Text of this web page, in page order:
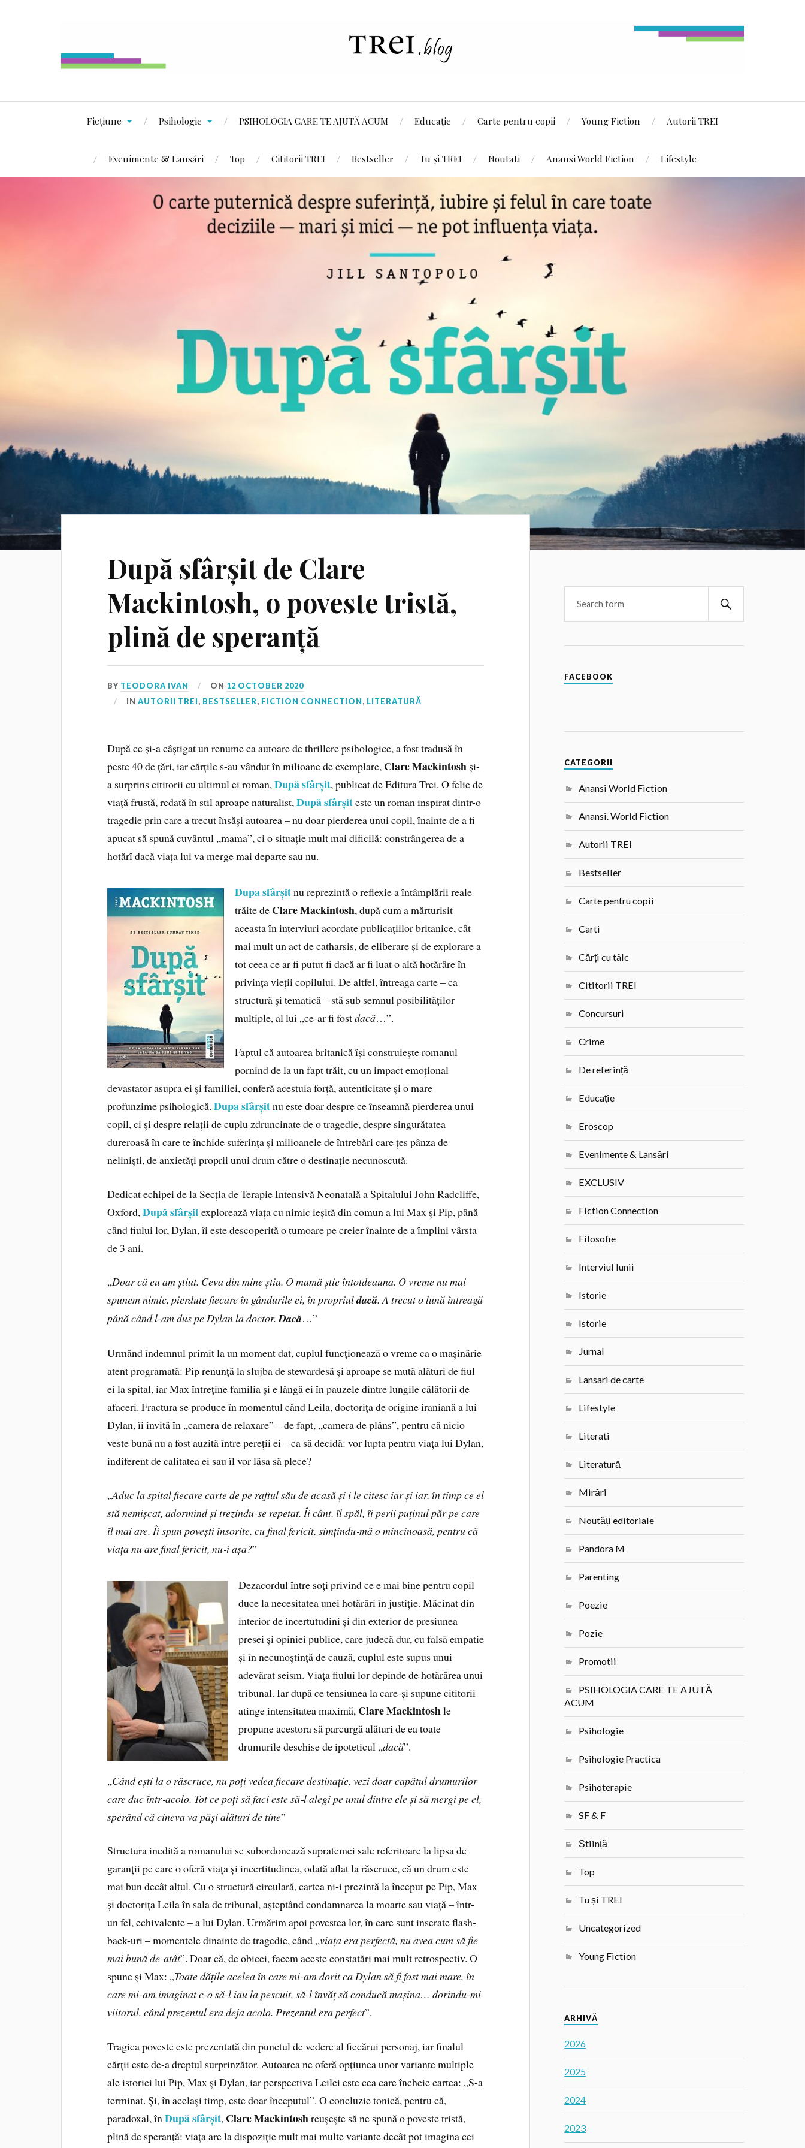
Ficțiune Psihologie PSIHOLOGIA CARE TE AJUTĂ ACUM Educație Carte pentru copii Young Fiction Autorii TREI
Evenimente & Lansări Top Cititorii TREI Bestseller Tu și TREI Noutati Anansi World Fiction Lifestyle
După sfârșit de Clare
Mackintosh, o poveste tristă,
plină de speranță
BY TEODORA IVAN ON 12 OCTOBER 2020
INAUTORII TREI, BESTSELLER, FICTION CONNECTION, LITERATURĂ
După ce și-a câștigat un renume ca autoare de thrillere psihologice, a fost tradusă în
peste 40 de țări, iar cărțile s-au vândut în milioane de exemplare, Clare Mackintosh și-
a surprins cititorii cu ultimul ei roman,După sfârșit, publicat de Editura Trei. O felie de
viață frustă, redată în stil aproape naturalist,După sfârșiteste un roman inspirat dintr-o
tragedie prin care a trecut însăși autoarea – nu doar pierderea unui copil, înainte de a fi
apucat să spună cuvântul „mama”, ci o situație mult mai dificilă: constrângerea de a
hotărî dacă viața lui va merge mai departe sau nu.
Dupa sfârșitnu reprezintă o reflexie a întâmplării reale
trăite de Clare Mackintosh, după cum a mărturisit
aceasta în interviuri acordate publicațiilor britanice, cât
mai mult un act de catharsis, de eliberare și de explorare a
tot ceea ce ar fi putut fi dacă ar fi luat o altă hotărâre în
privința vieții copilului. De altfel, întreaga carte – ca
structură și tematică – stă sub semnul posibilităților
multiple, al lui „ce-ar fi fostdacă…”.
Faptul că autoarea britanică își construiește romanul
pornind de la un fapt trăit, cu un impact emoțional
devastator asupra ei și familiei, conferă acestuia forță, autenticitate și o mare
profunzime psihologică.Dupa sfârșitnu este doar despre ce înseamnă pierderea unui
copil, ci și despre relații de cuplu zdruncinate de o tragedie, despre singurătatea
dureroasă în care te închide suferința și milioanele de întrebări care țes pânza de
neliniști, de anxietăți proprii unui drum către o destinație necunoscută.
Dedicat echipei de la Secția de Terapie Intensivă Neonatală a Spitalului John Radcliffe,
Oxford,După sfârșitexplorează viața cu nimic ieșită din comun a lui Max și Pip, până
când fiului lor, Dylan, îi este descoperită o tumoare pe creier înainte de a împlini vârsta
de 3 ani.
„Doar că eu am știut. Ceva din mine știa. O mamă știe întotdeauna. O vreme nu mai
spunem nimic, pierdute fiecare în gândurile ei, în propriuldacă. A trecut o lună întreagă
până când l-am dus pe Dylan la doctor.Dacă…”
Urmând îndemnul primit la un moment dat, cuplul funcționează o vreme ca o mașinărie
atent programată: Pip renunță la slujba de stewardesă și aproape se mută alături de fiul
ei la spital, iar Max întreține familia și e lângă ei în pauzele dintre lungile călătorii de
afaceri. Fractura se produce în momentul când Leila, doctorița de origine iraniană a lui
Dylan, îi invită în „camera de relaxare” – de fapt, „camera de plâns”, pentru că nicio
veste bună nu a fost auzită între pereții ei – ca să decidă: vor lupta pentru viața lui Dylan,
indiferent de calitatea ei sau îl vor lăsa să plece?
„Aduc la spital fiecare carte de pe raftul său de acasă și i le citesc iar și iar, în timp ce el
stă nemișcat, adormind și trezindu-se repetat. Îi cânt, îl spăl, îi perii puținul păr pe care
îl mai are. Îi spun povești însorite, cu final fericit, simțindu‑mă o mincinoasă, pentru că
viața nu are final fericit, nu‑i așa?”
Dezacordul între soți privind ce e mai bine pentru copil
duce la necesitatea unei hotărâri în justiție. Măcinat din
interior de incertutudini și din exterior de presiunea
presei și opiniei publice, care judecă dur, cu falsă empatie
și în necunoștință de cauză, cuplul este supus unui
adevărat seism. Viața fiului lor depinde de hotărârea unui
tribunal. Iar după ce tensiunea la care-și supune cititorii
atinge intensitatea maximă, Clare Mackintoshle
propune acestora să parcurgă alături de ea toate
drumurile deschise de ipoteticul „dacă”.
„Când ești la o răscruce, nu poți vedea fiecare destinație, vezi doar capătul drumurilor
care duc într‑acolo. Tot ce poți să faci este să‑l alegi pe unul dintre ele și să mergi pe el,
sperând că cineva va păși alături de tine”
Structura inedită a romanului se subordonează supratemei sale referitoare la lipsa de
garanții pe care o oferă viața și incertitudinea, odată aflat la răscruce, că un drum este
mai bun decât altul. Cu o structură circulară, cartea ni-i prezintă la început pe Pip, Max
și doctorița Leila în sala de tribunal, așteptând condamnarea la moarte sau viață – într-
un fel, echivalente – a lui Dylan. Urmărim apoi povestea lor, în care sunt inserate flash-
back-uri – momentele dinainte de tragedie, când „viața era perfectă, nu avea cum să fie
mai bună de‑atât”. Doar că, de obicei, facem aceste constatări mai mult retrospectiv. O
spune și Max: „Toate dățile acelea în care mi-am dorit ca Dylan să fi fost mai mare, în
care mi-am imaginat c-o să-l iau la pescuit, să-l învăț să conducă mașina… dorindu-mi
viitorul, când prezentul era deja acolo. Prezentul era perfect”.
Tragica poveste este prezentată din punctul de vedere al fiecărui personaj, iar finalul
cărții este de-a dreptul surprinzător. Autoarea ne oferă opțiunea unor variante multiple
ale istoriei lui Pip, Max și Dylan, iar perspectiva Leilei este cea care încheie cartea: „S-a
terminat. Și, în același timp, este doar începutul”. O concluzie tonică, pentru că,
paradoxal, înDupă sfârșit, Clare Mackintoshreușește să ne spună o poveste tristă,
plină de speranță: viața are la dispoziție mult mai multe variante decât pot imagina cei
FACEBOOK
CATEGORII
Anansi World Fiction
Anansi. World Fiction
Autorii TREI
Bestseller
Carte pentru copii
Carti
Cărți cu tâlc
Cititorii TREI
Concursuri
Crime
De referință
Educație
Eroscop
Evenimente & Lansări
EXCLUSIV
Fiction Connection
Filosofie
Interviul lunii
Istorie
Istorie
Jurnal
Lansari de carte
Lifestyle
Literati
Literatură
Mirări
Noutăți editoriale
Pandora M
Parenting
Poezie
Pozie
Promotii
PSIHOLOGIA CARE TE AJUTĂ
ACUM
Psihologie
Psihologie Practica
Psihoterapie
SF & F
Știință
Top
Tu și TREI
Uncategorized
Young Fiction
ARHIVĂ
2026
2025
2024
2023